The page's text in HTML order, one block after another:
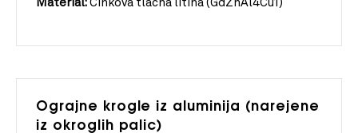
Material: Cinkova tlačna litina (GdZnAl4Cu1)
Ograjne krogle iz aluminija (narejene
iz okroglih palic)